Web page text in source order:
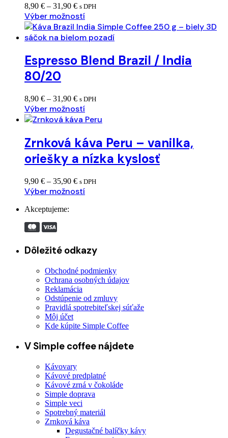
8,90 € – 31,90 €Price
range:
8,90 €
through
31,90 €
s DPH
Výber možností
Espresso Blend Brazil / India
80/20
8,90 € – 31,90 €Price
range:
8,90 €
through
s DPH
Výber možností
Zrnková káva Peru – vanilka,
oriešky a nízka kyslosť
9,90 € – 35,90 €Price
range:
s DPH
Výber možností
Akceptujeme:
Dôležité odkazy
Obchodné podmienky
Ochrana osobných údajov
Reklamácia
Odstúpenie od zmluvy
Pravidlá spotrebiteľskej súťaže
Môj účet
Kde kúpite Simple Coffee
V Simple coffee nájdete
Kávovary
Kávové predplatné
Kávové zrná v čokoláde
Simple doprava
Simple veci
Spotrebný materiál
Zrnková káva
Degustačné balíčky kávy